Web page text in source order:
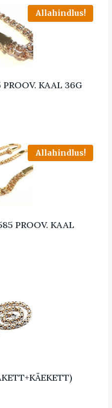
Allahindlus!
KAAL 36G
Allahindlus!
PROOV. KAAL